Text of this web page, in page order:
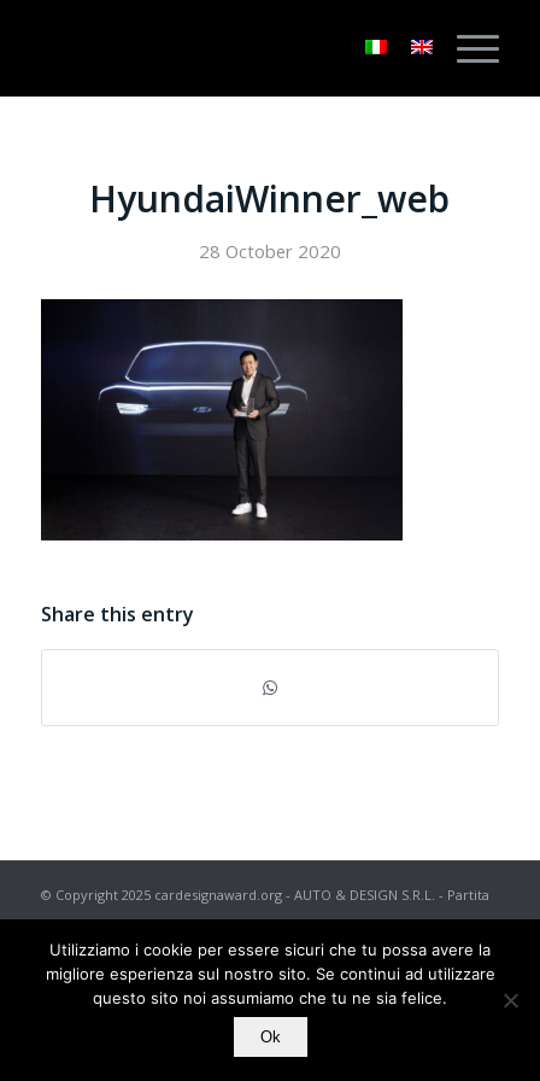
HyundaiWinner_web
28 October 2020
Share this entry
© Copyright 2025 cardesignaward.org - AUTO & DESIGN S.R.L. - Partita
Sociale € 50.000 i.v. - Powered byTosoLab
Utilizziamo i cookie per essere sicuri che tu possa avere la
migliore esperienza sul nostro sito. Se continui ad utilizzare
questo sito noi assumiamo che tu ne sia felice.
Ok